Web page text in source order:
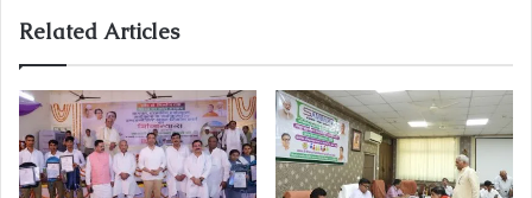
Related Articles